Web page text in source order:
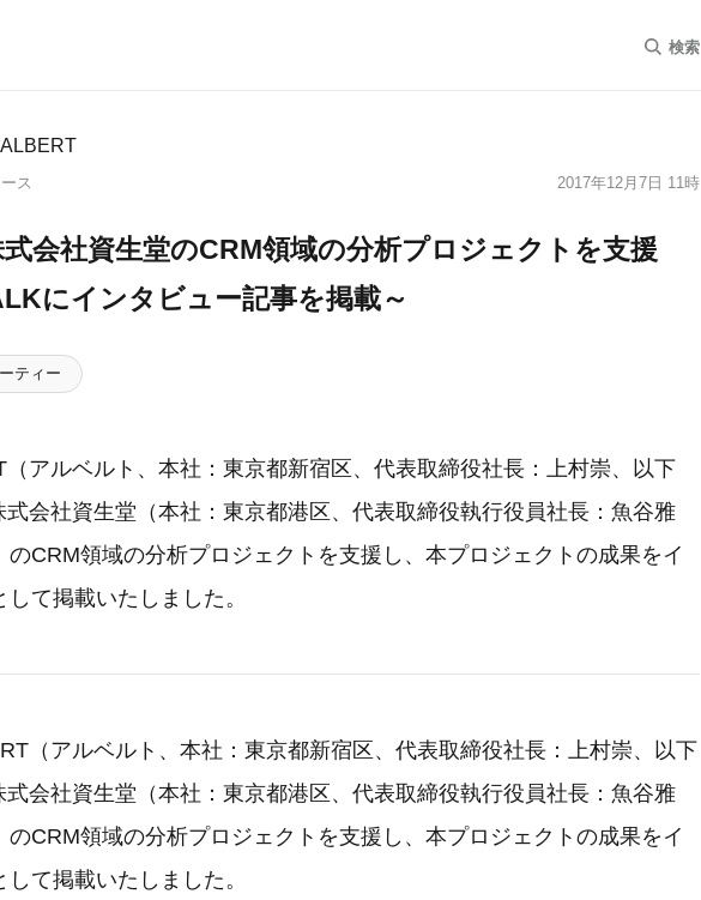
検索
ス 2017年12月7日 11時
会社資生堂のCRM領域の分析プロジェクトを支援
にインタビュー記事を掲載～
ティー
アルベルト、本社：東京都新宿区、代表取締役社長：上村崇、以下
会社資生堂（本社：東京都港区、代表取締役執行役員社長：魚谷雅
のCRM領域の分析プロジェクトを支援し、本プロジェクトの成果をイ
て掲載いたしました。
（アルベルト、本社：東京都新宿区、代表取締役社長：上村崇、以下
会社資生堂（本社：東京都港区、代表取締役執行役員社長：魚谷雅
のCRM領域の分析プロジェクトを支援し、本プロジェクトの成果をイ
て掲載いたしました。